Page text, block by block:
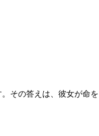
その答えは、彼女が命を